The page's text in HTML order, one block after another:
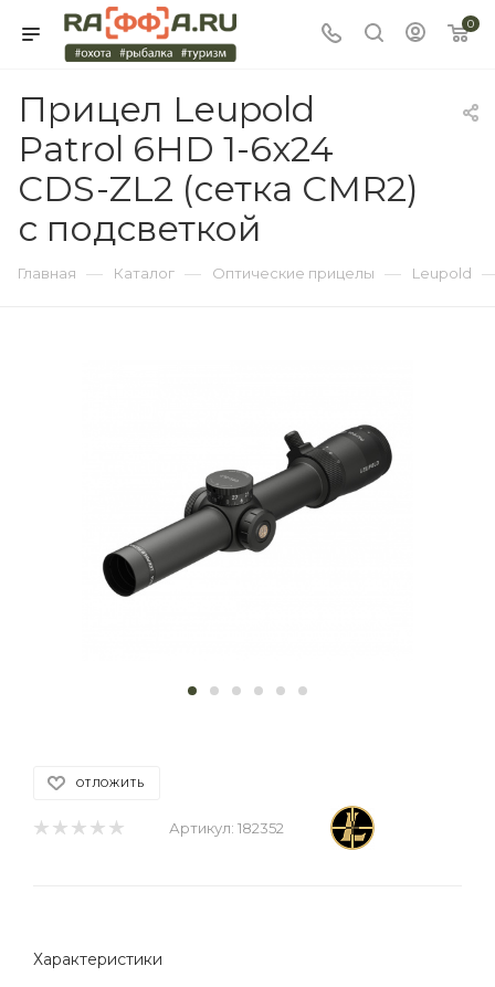
0
Прицел Leupold
Patrol 6HD 1-6x24
CDS-ZL2 (сетка CMR2)
с подсветкой
Главная — Каталог — Оптические прицелы — Leupold
ОТЛОЖИТЬ
Артикул: 182352
Характеристики